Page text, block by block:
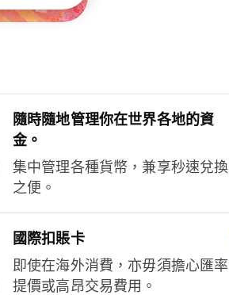
隨時隨地管理你在世界各地的資
金。
集中管理各種貨幣，兼享秒速兌換
之便。
國際扣賬卡
即使在海外消費，亦毋須擔心匯率
提價或高昂交易費用。